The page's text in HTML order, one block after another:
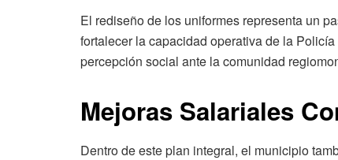
El rediseño de los uniformes representa un
fortalecer la capacidad operativa de la
percepción social ante la comunidad
Mejoras Salariales
Dentro de este plan integral, el municipio